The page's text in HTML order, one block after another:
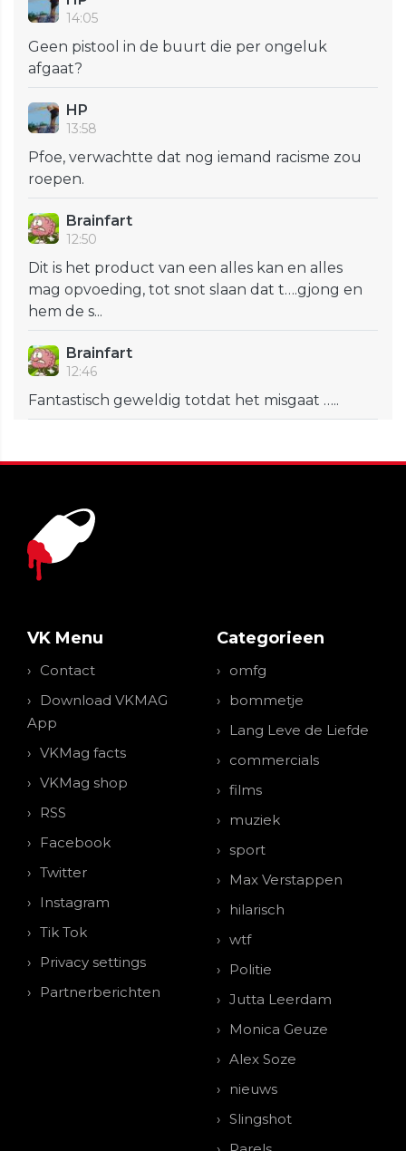
14:05
Geen pistool in de buurt die per ongeluk
afgaat?
HP
13:58
Pfoe, verwachtte dat nog iemand racisme zou
roepen.
Brainfart
12:50
Dit is het product van een alles kan en alles
mag opvoeding, tot snot slaan dat t….gjong en
hem de s...
Brainfart
12:46
Fantastisch geweldig totdat het misgaat …..
VK Menu
Contact
Download VKMAG
App
VKMag facts
VKMag shop
RSS
Facebook
Twitter
Instagram
Tik Tok
Privacy settings
Partnerberichten
Categorieen
omfg
bommetje
Lang Leve de Liefde
commercials
films
muziek
sport
Max Verstappen
hilarisch
wtf
Politie
Jutta Leerdam
Monica Geuze
Alex Soze
nieuws
Slingshot